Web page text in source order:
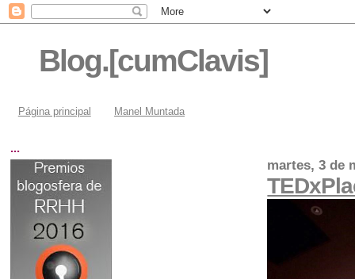
Blog.[cumClavis]
Página principal Manel Muntada
martes, 3 de
...